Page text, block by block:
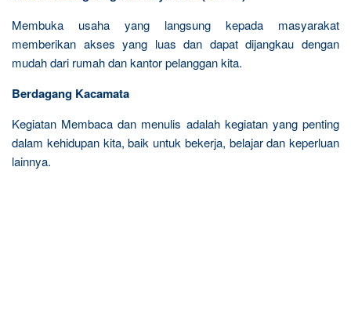
Membuka usaha yang langsung kepada masyarakat
memberikan akses yang luas dan dapat dijangkau dengan
mudah dari rumah dan kantor pelanggan kita.
Berdagang Kacamata
Kegiatan Membaca dan menulis adalah kegiatan yang penting
dalam kehidupan kita, baik untuk bekerja, belajar dan keperluan
lainnya.